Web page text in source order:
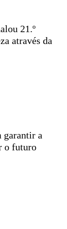
21.º
através da
garantir a
o futuro